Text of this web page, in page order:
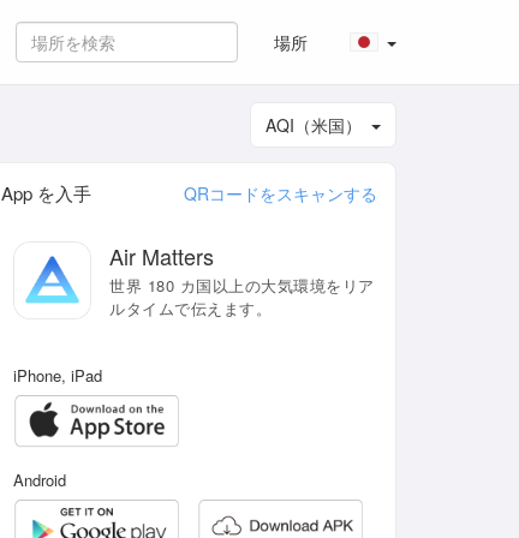
場所
AQI（米国）
App を入手 QRコードをスキャンする
Air Matters
世界 180 カ国以上の大気環境をリア
ルタイムで伝えます。
iPhone, iPad
Android